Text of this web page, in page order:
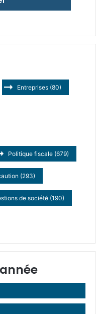
Entreprises (80)
Politique fiscale (679)
(293)
de société (190)